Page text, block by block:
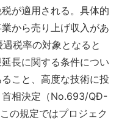
が適用される。具体的
から売り上げ収入があ
税率の対象となると
長に関する条件につい
こと、高度な技術に投
首相決定（No.693/QĐ-
の規定ではプロジェク